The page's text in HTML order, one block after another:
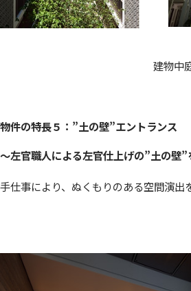
建物中
物件の特長５：”土の壁”エントランス
〜左官職人による左官仕上げの”土の壁
手仕事により、ぬくもりのある空間演出